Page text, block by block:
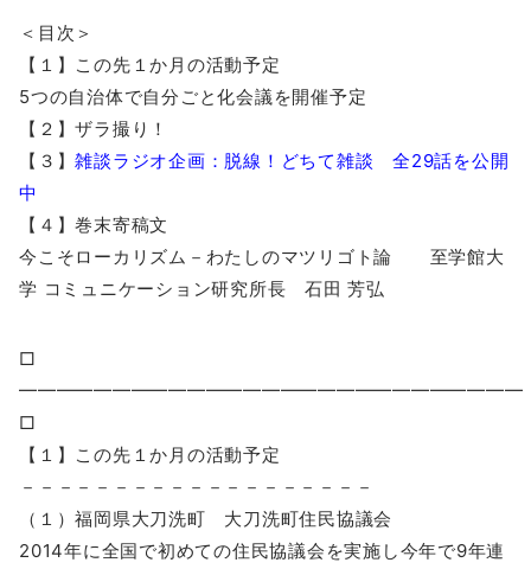
＜目次＞
【１】この先１か月の活動予定
5つの自治体で自分ごと化会議を開催予定
【２】ザラ撮り！
【３】雑談ラジオ企画：脱線！どちて雑談 全29話を公開
中
【４】巻末寄稿文
今こそローカリズム－わたしのマツリゴト論 至学館大
学 コミュニケーション研究所長 石田 芳弘
□
□
【１】この先１か月の活動予定
－－－－－－－－－－－－－－－－－－－
（１）福岡県大刀洗町 大刀洗町住民協議会
2014年に全国で初めての住民協議会を実施し今年で9年連